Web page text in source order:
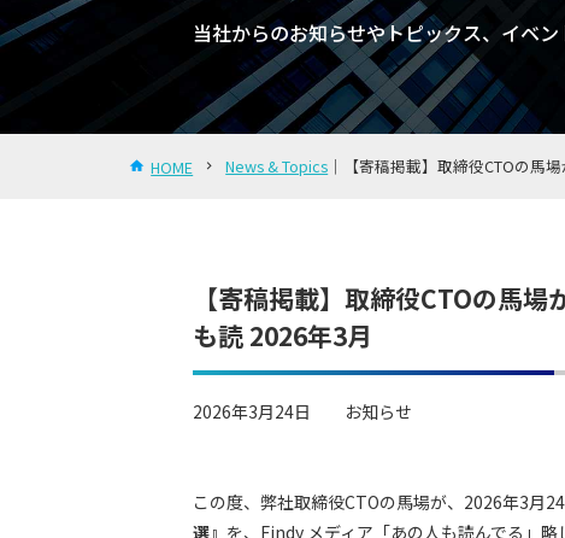
当社からのお知らせやトピックス、イベン
HOME News & Topics ｜【寄稿掲載】取締役CTOの馬
【寄稿掲載】取締役CTOの馬
も読 2026年3月
2026年3月24日 お知らせ
この度、弊社取締役CTOの馬場が、2026年3月
選』 を、Findy メディア「あの人も読んでる」